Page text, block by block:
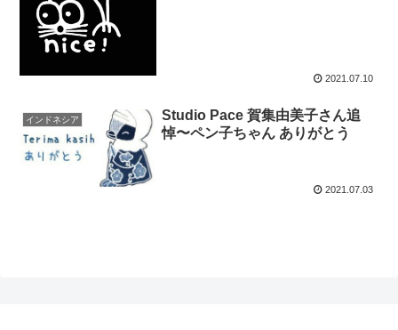
2021.07.10
インドネシア
Studio Pace 賀集由美子さん追
悼〜ペン子ちゃん ありがとう
2021.07.03